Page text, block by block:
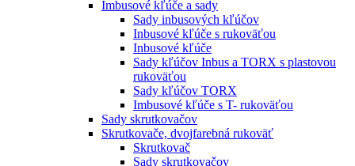
Imbusové kľúče a sady
Sady inbusových kľúčov
Inbusové kľúče s rukoväťou
Inbusové kľúče
Sady kľúčov Inbus a TORX s plastovou
rukoväťou
Sady kľúčov TORX
Imbusové kľúče s T- rukoväťou
Sady skrutkovačov
Skrutkovače, dvojfarebná rukoväť
Skrutkovač
Sady skrutkovačov